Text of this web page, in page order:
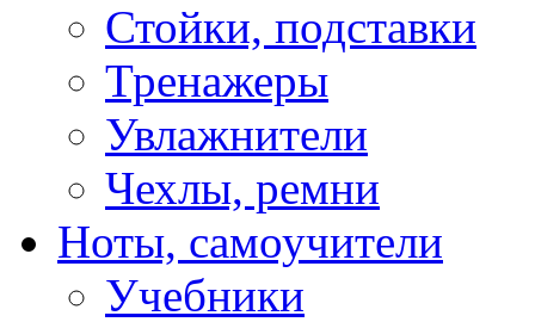
Стойки, подставки
Тренажеры
Увлажнители
Чехлы, ремни
Ноты, самоучители
Учебники